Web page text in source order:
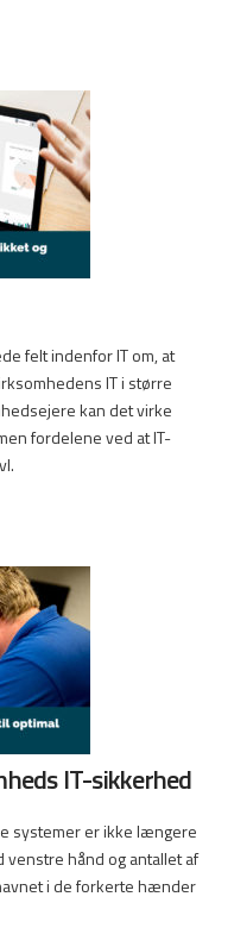
felt indenfor IT om, at
IT i større
kan det virke
fordelene ved at IT-
IT-sikkerhed
systemer er ikke længere
hånd og antallet af
i de forkerte hænder